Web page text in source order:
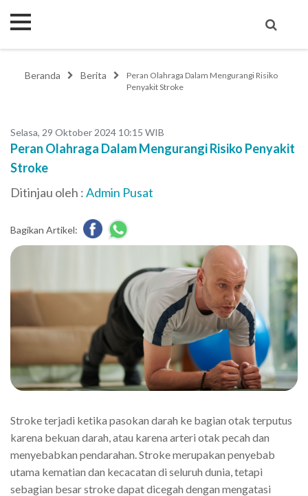
Beranda Berita
Peran Olahraga Dalam Mengurangi Risiko
Penyakit Stroke
Selasa, 29 Oktober 2024 10:15 WIB
Peran Olahraga Dalam Mengurangi Risiko Penyakit
Stroke
Ditinjau oleh :Admin Pusat
Bagikan Artikel:
Stroke terjadi ketika pasokan darah ke bagian otak terputus
karena bekuan darah, atau karena arteri otak pecah dan
menyebabkan pendarahan. Stroke merupakan penyebab
utama kematian dan kecacatan di seluruh dunia, tetapi
sebagian besar stroke dapat dicegah dengan mengatasi